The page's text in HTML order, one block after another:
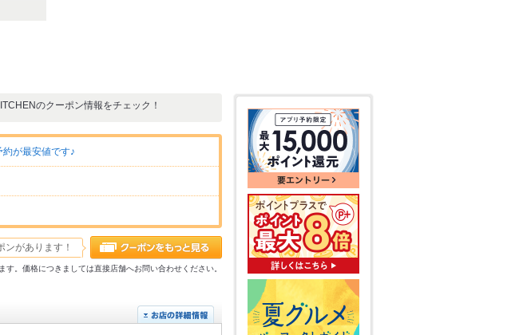
のクーポン情報をチェック！
が最安値です♪
ンがあります！
。価格につきましては直接店舗へお問い合わせください。